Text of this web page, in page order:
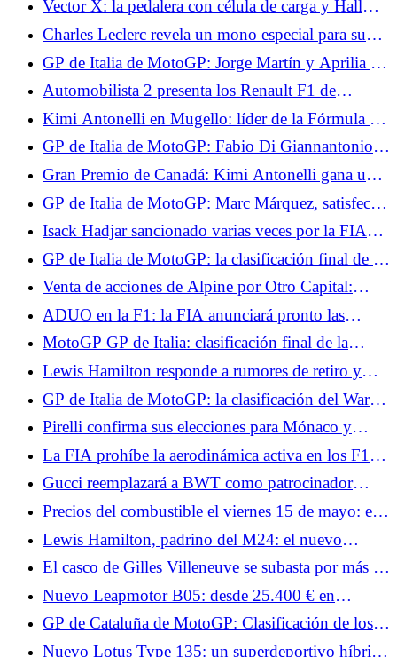
Vector X: la pedalera con célula de carga y Hall
que eleva a PXN en la gama
Charles Leclerc revela un mono especial para su
Gran Premio en casa en Mónaco.
GP de Italia de MotoGP: Jorge Martín y Aprilia se
marcan un objetivo alto para lo que resta del
campeonato
Automobilista 2 presenta los Renault F1 de
Fernando Alonso.
Kimi Antonelli en Mugello: líder de la Fórmula 1
agita la bandera a cuadros del MotoGP
GP de Italia de MotoGP: Fabio Di Giannantonio
contento con su podio en la carrera al sprint
Gran Premio de Canadá: Kimi Antonelli gana una
carrera intensa, Russell se retira.
GP de Italia de MotoGP: Marc Márquez, satisfecho
con su carrera al sprint, espera sufrir el domingo
Isack Hadjar sancionado varias veces por la FIA
durante la carrera
GP de Italia de MotoGP: la clasificación final de la
carrera al sprint, Quartararo fuera del Top 10, Jorge
Martín sólido
Venta de acciones de Alpine por Otro Capital:
fracasan las negociaciones entre Renault y
Mercedes
ADUO en la F1: la FIA anunciará pronto las
diferencias entre los fabricantes de motores.
MotoGP GP de Italia: clasificación final de la
carrera, Bezzecchi gana en casa, duplicado para
Aprilia
Lewis Hamilton responde a rumores de retiro y
explica por qué abandonó el simulador de Ferrari
en Canadá
GP de Italia de MotoGP: la clasificación del Warm
Up, Bezzecchi por delante de dos Ducati,
Quartararo por detrás
Pirelli confirma sus elecciones para Mónaco y
Barcelona: muy blando en el Principado, un paso
más agresivo en Cataluña
La FIA prohíbe la aerodinámica activa en los F1 de
Mónaco para frenar la velocidad punta.
Gucci reemplazará a BWT como patrocinador
principal de Alpine en Fórmula 1 a partir de 2027
Precios del combustible el viernes 15 de mayo: el
diésel baja hasta los 2,12 €/l, el SP-95 (E10) se
mantiene en su nivel más alto
Lewis Hamilton, padrino del M24: el nuevo
museo del automovilismo en Le Mans
El casco de Gilles Villeneuve se subasta por más de
un millón de euros.
Nuevo Leapmotor B05: desde 25.400 € en
Francia, el compacto eléctrico más barato del
mercado
GP de Cataluña de MotoGP: Clasificación de los
Libres 1, Zarco en el Top 10, no Quartararo
Nuevo Lotus Type 135: un superdeportivo híbrido